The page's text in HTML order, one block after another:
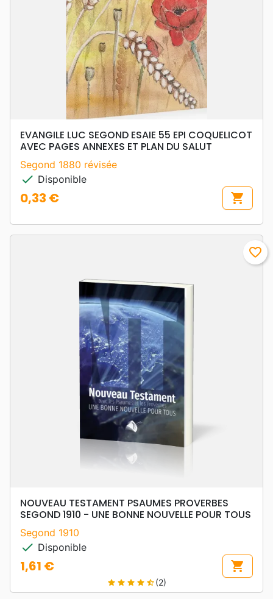
EVANGILE LUC SEGOND ESAIE 55 EPI COQUELICOT
AVEC PAGES ANNEXES ET PLAN DU SALUT
Segond 1880 révisée
check Disponible
Prix
0,33 € shopping_cart
favorite_border
NOUVEAU TESTAMENT PSAUMES PROVERBES
SEGOND 1910 - UNE BONNE NOUVELLE POUR TOUS
Segond 1910
check Disponible
Prix
1,61 € shopping_cart
star star star star star_half(2)